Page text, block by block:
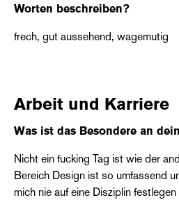
Worten beschreiben?
frech, gut aussehend, wagemutig
Arbeit und Karriere
Was ist das Besondere an
Nicht ein fucking Tag ist wie der
Bereich Design ist so umfassend
mich nie auf eine Disziplin